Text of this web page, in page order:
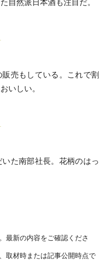
自然派日本酒も注目だ。
売もしている。これで割
いしい。
た南部社長。花柄のはっ
最新の内容をご確認くださ
取材時または記事公開時点で